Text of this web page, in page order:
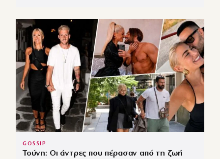
GOSSIP
Τούνη: Οι άντρες που πέρασαν από τη ζωή